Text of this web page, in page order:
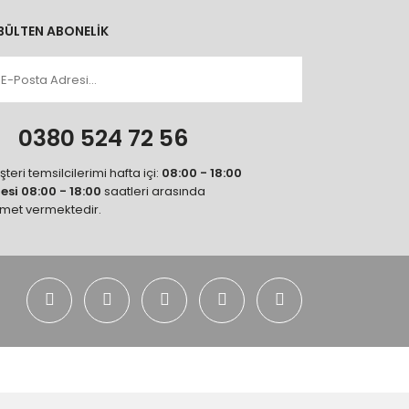
ABONELİK
0380 524 72 56
temsilcilerimi hafta içi: 08:00 - 18:00
08:00 - 18:00 saatleri arasında
vermektedir.